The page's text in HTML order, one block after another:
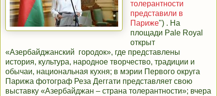
толерантности
представили в
Париже") . На
площади Pale Royal
открыт
«Азербайджанский городок», где представлены
история, культура, народное творчество, традиции и
обычаи, национальная кухня; в мэрии Первого округа
Парижа фотограф Реза Деггати представляет свою
выставку «Азербайджан – страна толерантности»; вчера